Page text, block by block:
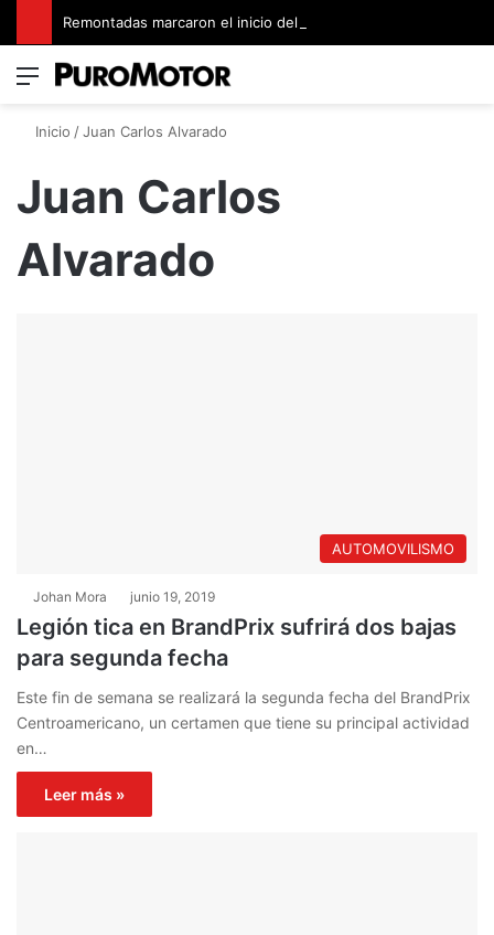
Menú
Inicio /Juan Carlos Alvarado
Juan Carlos
Alvarado
AUTOMOVILISMO
Johan Mora junio 19, 2019
Legión tica en BrandPrix sufrirá dos bajas
para segunda fecha
Este fin de semana se realizará la segunda fecha del BrandPrix
Centroamericano, un certamen que tiene su principal actividad
en…
Leer más »